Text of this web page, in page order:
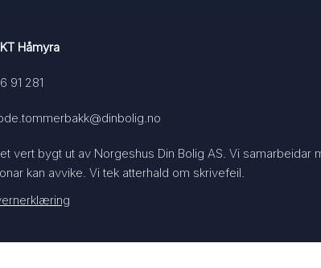
Håmyra
91 281
vert bygt ut av Norgeshus Din Bolig AS. Vi
kan avvike. Vi tek atterhald om skrivefeil.